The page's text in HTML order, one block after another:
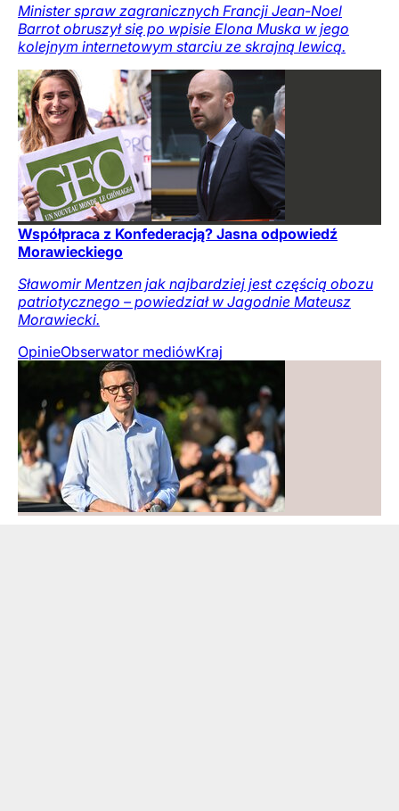
Minister spraw zagranicznych Francji Jean-Noel
Barrot obruszył się po wpisie Elona Muska w jego
kolejnym internetowym starciu ze skrajną lewicą.
Współpraca z Konfederacją? Jasna odpowiedź
Morawieckiego
Sławomir Mentzen jak najbardziej jest częścią obozu
patriotycznego – powiedział w Jagodnie Mateusz
Morawiecki.
OpinieObserwator mediówKraj